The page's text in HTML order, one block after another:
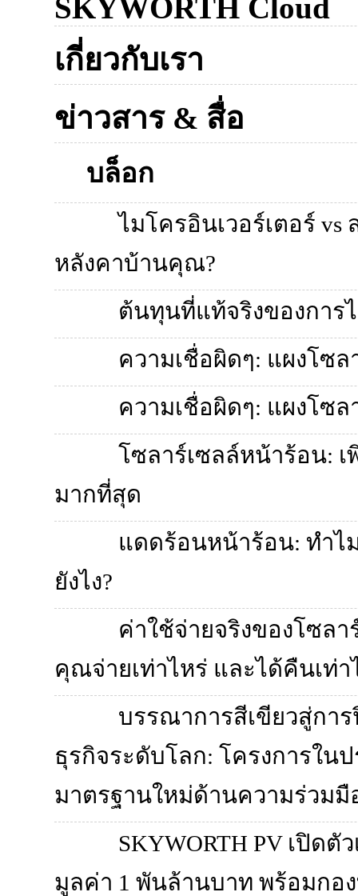
SKYWORTH Cloud
เกี่ยวกับเรา
ข่าวสาร & สื่อ
บล็อก
ไมโครอินเวอร์เตอร์ vs
หลังคาบ้านคุณ?
ต้นทุนที่แท้จริงของการ
ความเชื่อผิดๆ: แผงโซล
ความเชื่อผิดๆ: แผงโซ
โซลาร์เซลล์หน้าร้อน: เ
มากที่สุด
แดดร้อนหน้าร้อน: ทำไ
ยังไง?
ค่าใช้จ่ายจริงของโซล
คุณจ่ายเท่าไหร่ และได้คืนเท่า
บรรณาการสีเขียวสู่กา
ธุรกิจระดับโลก: โครงการในป
มาตรฐานใหม่ด้านความร่วมมื
SKYWORTH PV เปิด
มูลค่า 1 พันล้านบาท พร้อมกอ